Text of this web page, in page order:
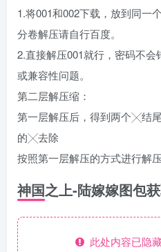
1.将001和002下载，放到同一
分卷解压请自行百度。
2.直接解压001就行，密码不
或兼容性问题。
第二层解压缩：
第一层解压后，得到两个╳结
的╳去除
按照第一层解压的方式进行解压
神国之上-陆嫁嫁图包
此处内容已隐